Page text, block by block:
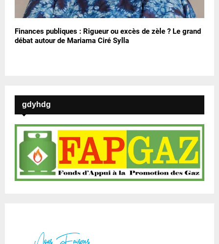
Finances publiques : Rigueur ou excès de zèle ? Le grand
débat autour de Mariama Ciré Sylla
gdyhdg